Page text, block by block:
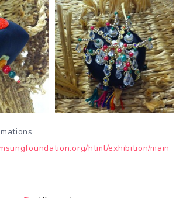
html/exhibition/main